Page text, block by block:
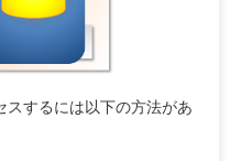
スするには以下の方法があ